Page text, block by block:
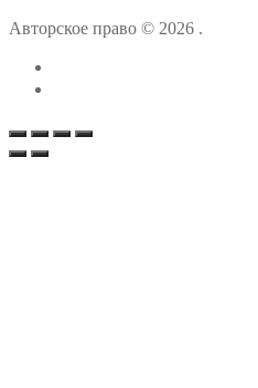
Авторское право © 2026 .